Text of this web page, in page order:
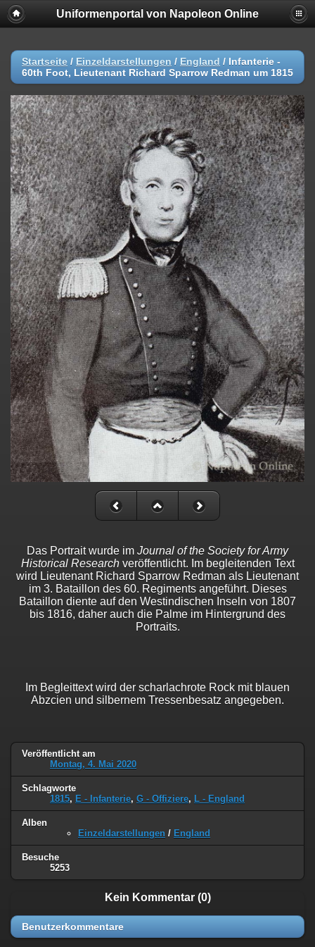
Uniformenportal von Napoleon Online
Startseite / Einzeldarstellungen / England / Infanterie -
60th Foot, Lieutenant Richard Sparrow Redman um 1815
Das Portrait wurde im Journal of the Society for Army
Historical Researchveröffentlicht. Im begleitenden Text
wird Lieutenant Richard Sparrow Redman als Lieutenant
im 3. Bataillon des 60. Regiments angeführt. Dieses
Bataillon diente auf den Westindischen Inseln von 1807
bis 1816, daher auch die Palme im Hintergrund des
Portraits.
Im Begleittext wird der scharlachrote Rock mit blauen
Abzcien und silbernem Tressenbesatz angegeben.
Veröffentlicht am
Montag, 4. Mai 2020
Schlagworte
1815, E - Infanterie, G - Offiziere, L - England
Alben
Einzeldarstellungen / England
Besuche
5253
Kein Kommentar (0)
Benutzerkommentare